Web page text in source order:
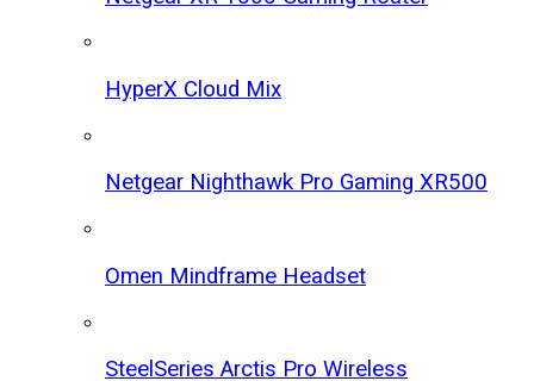
HyperX Cloud Mix
Netgear Nighthawk Pro Gaming XR500
Omen Mindframe Headset
SteelSeries Arctis Pro Wireless